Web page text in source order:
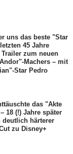
uns das beste "Star
45 Jahre
Trailer zum neuen
Machers – mit
Star Pedro
das "Akte
18 (!) Jahre später
deutlich härterer
zu Disney+